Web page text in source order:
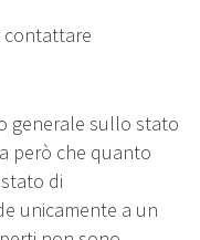
contattare
generale sullo stato
però che quanto
di
unicamente a un